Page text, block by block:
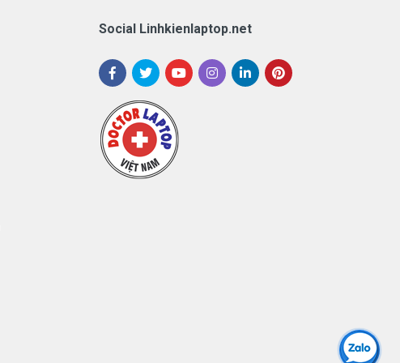
Social Linhkienlaptop.net